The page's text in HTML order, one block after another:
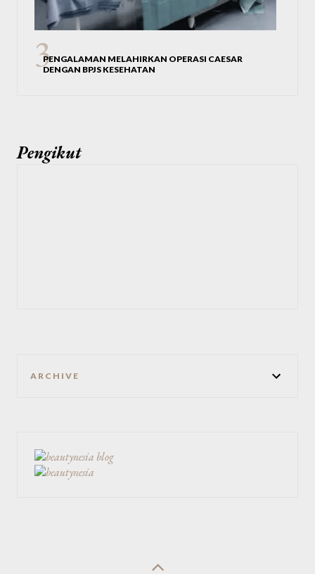
PENGALAMAN MELAHIRKAN OPERASI CAESAR
DENGAN BPJS KESEHATAN
Pengikut
ARCHIVE